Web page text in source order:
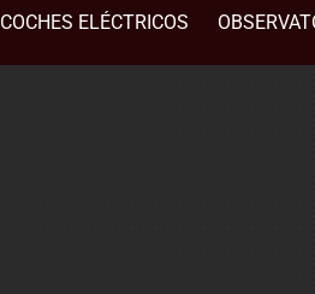
COCHES ELÉCTRICOS